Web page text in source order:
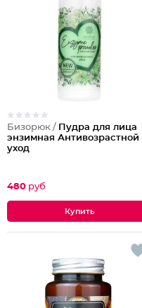
Бизорюк / Пудра для лица
энзимная Антивозрастной
уход
480 руб